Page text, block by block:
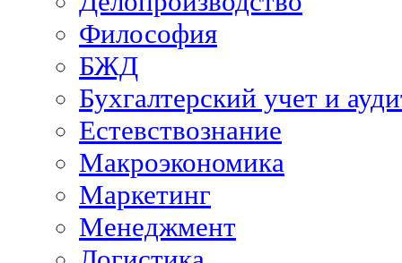
Философия
БЖД
Бухгалтерский учет и
Естевствознание
Макроэкономика
Маркетинг
Менеджмент